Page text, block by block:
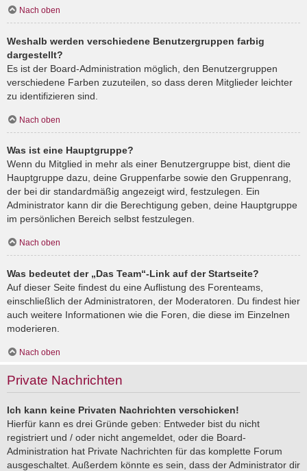
Nach oben
Weshalb werden verschiedene Benutzergruppen farbig
dargestellt?
Es ist der Board-Administration möglich, den Benutzergruppen
verschiedene Farben zuzuteilen, so dass deren Mitglieder leichter
zu identifizieren sind.
Nach oben
Was ist eine Hauptgruppe?
Wenn du Mitglied in mehr als einer Benutzergruppe bist, dient die
Hauptgruppe dazu, deine Gruppenfarbe sowie den Gruppenrang,
der bei dir standardmäßig angezeigt wird, festzulegen. Ein
Administrator kann dir die Berechtigung geben, deine Hauptgruppe
im persönlichen Bereich selbst festzulegen.
Nach oben
Was bedeutet der „Das Team“-Link auf der Startseite?
Auf dieser Seite findest du eine Auflistung des Forenteams,
einschließlich der Administratoren, der Moderatoren. Du findest hier
auch weitere Informationen wie die Foren, die diese im Einzelnen
moderieren.
Nach oben
Private Nachrichten
Ich kann keine Privaten Nachrichten verschicken!
Hierfür kann es drei Gründe geben: Entweder bist du nicht
registriert und / oder nicht angemeldet, oder die Board-
Administration hat Private Nachrichten für das komplette Forum
ausgeschaltet. Außerdem könnte es sein, dass der Administrator dir